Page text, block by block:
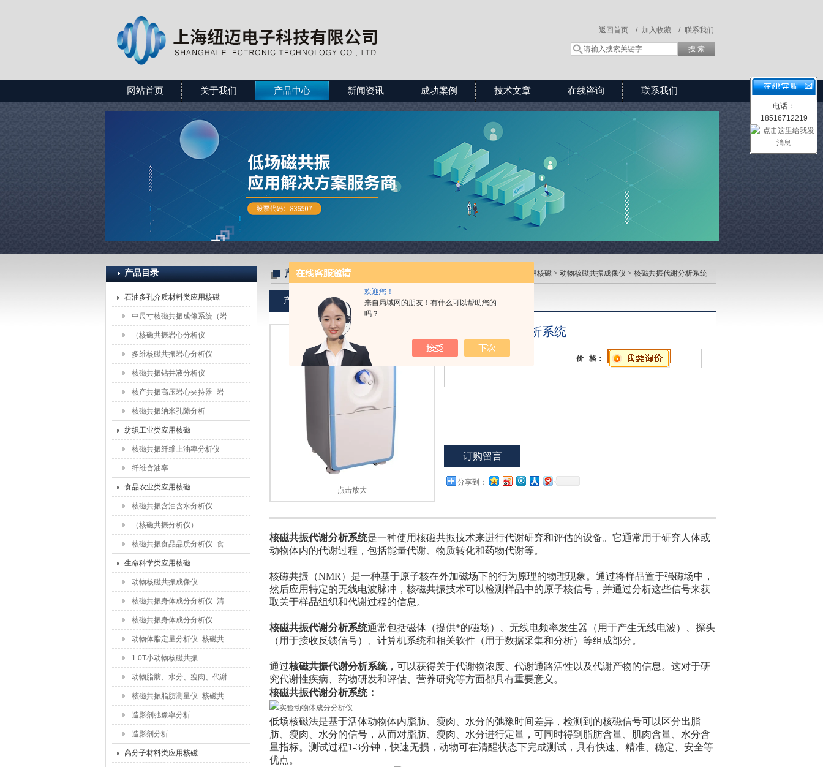
欢迎您！
来自局域网的朋友！有什么可以帮助您的
吗？
上海纽迈电子科技有限公司
联系我们
加入收藏 /
返回首页 /
网站首页 关于我们 产品中心 新闻资讯 成功案例 技术文章 在线咨询 联系我们
产品目录
石油多孔介质材料类应用核磁
中尺寸核磁共振成像系统（岩
石）
（核磁共振岩心分析仪
（5MHz））
多维核磁共振岩心分析仪
核磁共振钻井液分析仪
核产共振高压岩心夹持器_岩
心驱替夹持器配件
核磁共振纳米孔隙分析
纺织工业类应用核磁
核磁共振纤维上油率分析仪
纤维含油率
食品农业类应用核磁
核磁共振含油含水分析仪
（核磁共振分析仪）
核磁共振食品品质分析仪_食
品含水量_食品干燥水分迁移
研究
生命科学类应用核磁
动物核磁共振成像仪
核磁共振身体成分分析仪_清
醒动物体脂含量测试仪
核磁共振身体成分分析仪
动物体脂定量分析仪_核磁共
振脂肪含量仪
1.0T小动物核磁共振
动物脂肪、水分、瘦肉、代谢
检测仪
核磁共振脂肪测量仪_核磁共
振动物脂肪测试仪
造影剂弛豫率分析
造影剂分析
高分子材料类应用核磁
产品展示 生命科学类应用核磁 > 动物核磁共振成像仪 > 核磁共振代谢分析系统
产品介绍
点击放大
核磁共振代谢分析系统
型 号： QMR 价 格：
订购留言
分享到：
核磁共振代谢分析系统是一种使用核磁共振技术来进行代谢研究和评估的设备。它通常用于研究人体或
动物体内的代谢过程，包括能量代谢、物质转化和药物代谢等。
核磁共振（NMR）是一种基于原子核在外加磁场下的行为原理的物理现象。通过将样品置于强磁场中，
然后应用特定的无线电波脉冲，核磁共振技术可以检测样品中的原子核信号，并通过分析这些信号来获
取关于样品组织和代谢过程的信息。
核磁共振代谢分析系统通常包括磁体（提供*的磁场）、无线电频率发生器（用于产生无线电波）、探头
（用于接收反馈信号）、计算机系统和相关软件（用于数据采集和分析）等组成部分。
通过核磁共振代谢分析系统，可以获得关于代谢物浓度、代谢通路活性以及代谢产物的信息。这对于研
究代谢性疾病、药物研发和评估、营养研究等方面都具有重要意义。
核磁共振代谢分析系统：
低场核磁法是基于活体动物体内脂肪、瘦肉、水分的弛豫时间差异，检测到的核磁信号可以区分出脂
肪、瘦肉、水分的信号，从而对脂肪、瘦肉、水分进行定量，可同时得到脂肪含量、肌肉含量、水分含
量指标。测试过程1-3分钟，快速无损，动物可在清醒状态下完成测试，具有快速、精准、稳定、安全等
优点。
电话：
18516712219